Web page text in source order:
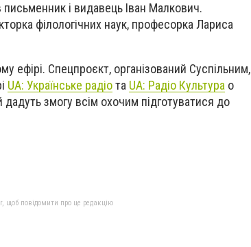
і видавець Іван Малкович.
філологічних наук, професорка Лариса
ефірі. Спецпроєкт, організований Суспільним,
UA: Українське радіота UA: Радіо Культура о
дадуть змогу всім охочим підготуватися до
щоб повідомити про це редакцію